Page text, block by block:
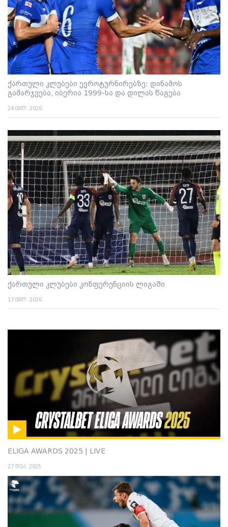
ქართული კლუბები ევროტურნირებზე: დინამოს
გამარჯვება, იბერია 1999-სა და დილას წაგება
24 ივლ. 2026
ქართული კლუბები კონფერენციის ლიგაში
17 ივლ. 2026
ELIGA AWARDS 2025 | LIVE
27 დეკ. 2025